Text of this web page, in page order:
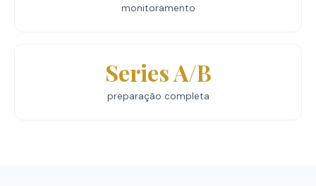
monitoramento
Series A/B
preparação completa